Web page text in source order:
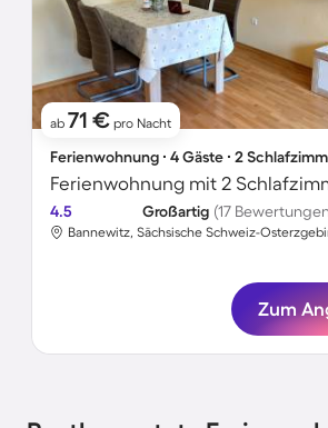
ab 71 € pro Nacht
Ferienwohnung ∙ 4 Gäste ∙ 2
4.5 Großartig (17
Zum